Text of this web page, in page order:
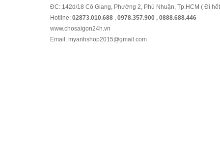
ĐC: 142d/18 Cô Giang, Phường 2, Phú Nhuận, Tp.HCM ( Đi
Hotline: 02873.010.688 , 0978.357.900 , 0888.688.446
www.chosaigon24h.vn
Email: myanhshop2015@gmail.com